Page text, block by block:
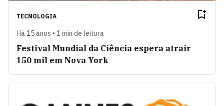
TECNOLOGIA
Há 15 anos • 1 min de leitura
Festival Mundial da Ciência espera atrair
150 mil em Nova York